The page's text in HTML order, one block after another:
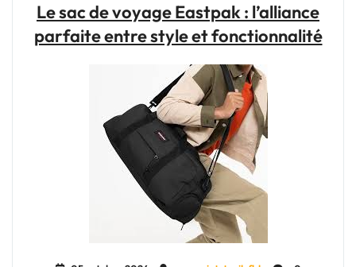
Trail
Adidas
Vos
Aventures
en
Plein
Air"
Le sac de voyage Eastpak : l’alliance
parfaite entre style et fonctionnalité